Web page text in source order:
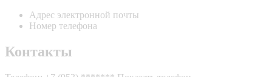
Адрес электронной почты
Номер телефона
Контакты